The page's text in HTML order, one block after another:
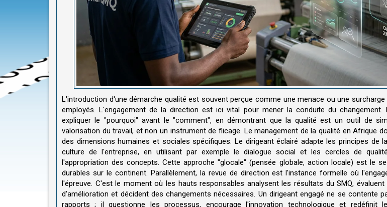
L'introduction d'une démarche qualité est souvent perçue comme une menace ou une surcharge
employés. L'engagement de la direction est ici vital pour mener la conduite du changement.
expliquer le "pourquoi" avant le "comment", en démontrant que la qualité est un outil de
valorisation du travail, et non un instrument de flicage. Le management de la qualité en Afrique
des dimensions humaines et sociales spécifiques. Le dirigeant éclairé adapte les principes de
culture de l'entreprise, en utilisant par exemple le dialogue social et les cercles de
l'appropriation des concepts. Cette approche "glocale" (pensée globale, action locale) est le
durables sur le continent. Parallèlement, la revue de direction est l'instance formelle où
l'épreuve. C'est le moment où les hauts responsables analysent les résultats du SMQ,
d'amélioration et décident des changements nécessaires. Un dirigeant engagé ne se contente
rapports ; il questionne les processus, encourage l'innovation technologique et redéfinit